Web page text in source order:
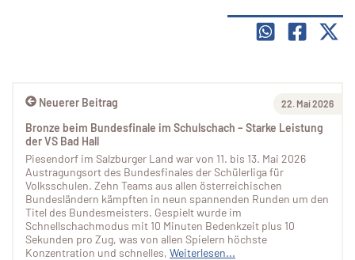
Neuerer Beitrag 22. Mai 2026
Bronze beim Bundesfinale im Schulschach – Starke Leistung
der VS Bad Hall
Piesendorf im Salzburger Land war von 11. bis 13. Mai 2026
Austragungsort des Bundesfinales der Schülerliga für
Volksschulen. Zehn Teams aus allen österreichischen
Bundesländern kämpften in neun spannenden Runden um den
Titel des Bundesmeisters. Gespielt wurde im
Schnellschachmodus mit 10 Minuten Bedenkzeit plus 10
Sekunden pro Zug, was von allen Spielern höchste
Konzentration und schnelles, Weiterlesen...